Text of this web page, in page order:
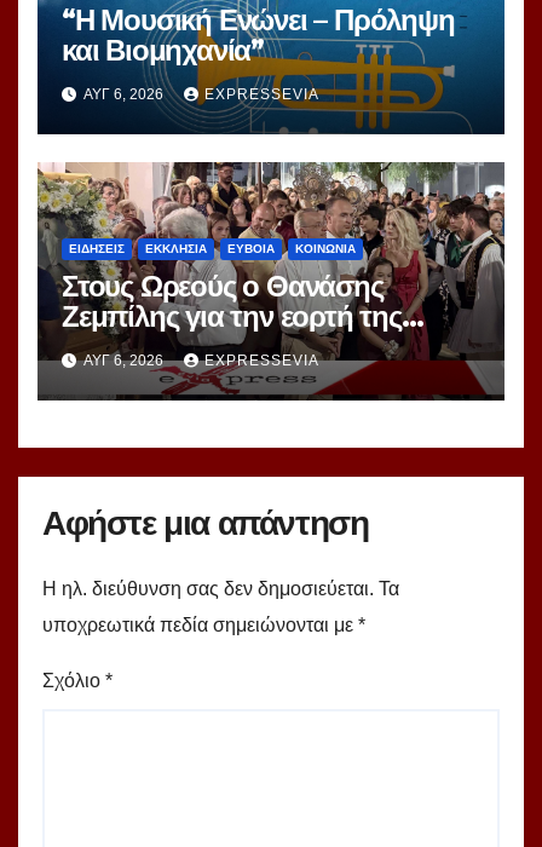
“Η Μουσική Ενώνει – Πρόληψη
και Βιομηχανία”
ΑΥΓ 6, 2026 EXPRESSEVIA
ΕΙΔΗΣΕΙΣ ΕΚΚΛΗΣΙΑ ΕΥΒΟΙΑ ΚΟΙΝΩΝΙΑ
Στους Ωρεούς ο Θανάσης
Ζεμπίλης για την εορτή της
Μεταμορφώσεως Σωτήρος
ΑΥΓ 6, 2026 EXPRESSEVIA
Αφήστε μια απάντηση
Η ηλ. διεύθυνση σας δεν δημοσιεύεται. Τα
υποχρεωτικά πεδία σημειώνονται με *
Σχόλιο *